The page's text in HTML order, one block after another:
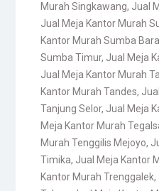
Murah Singkawang, Jual
Jual Meja Kantor Murah
Kantor Murah Sumba
Sumba Timur, Jual Meja
Jual Meja Kantor Murah
Kantor Murah Tandes,
Tanjung Selor, Jual Meja
Meja Kantor Murah
Murah Tenggilis Mejoyo,
Timika, Jual Meja Kantor
Kantor Murah Trenggalek,